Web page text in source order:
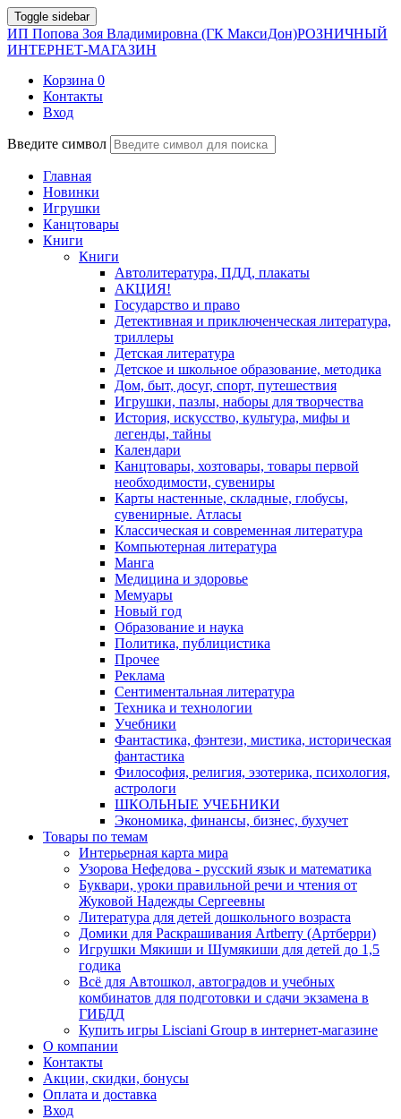
Toggle sidebar
ИП Попова Зоя Владимировна (ГК МаксиДон)РОЗНИЧНЫЙ
ИНТЕРНЕТ-МАГАЗИН
Корзина 0
Контакты
Вход
Введите символ
Главная
Новинки
Игрушки
Канцтовары
Книги
Книги
Автолитература, ПДД, плакаты
АКЦИЯ!
Государство и право
Детективная и приключенческая литература,
триллеры
Детская литература
Детское и школьное образование, методика
Дом, быт, досуг, спорт, путешествия
Игрушки, пазлы, наборы для творчества
История, искусство, культура, мифы и
легенды, тайны
Календари
Канцтовары, хозтовары, товары первой
необходимости, сувениры
Карты настенные, складные, глобусы,
сувенирные. Атласы
Классическая и современная литература
Компьютерная литература
Манга
Медицина и здоровье
Мемуары
Новый год
Образование и наука
Политика, публицистика
Прочее
Реклама
Сентиментальная литература
Техника и технологии
Учебники
Фантастика, фэнтези, мистика, историческая
фантастика
Философия, религия, эзотерика, психология,
астрологи
ШКОЛЬНЫЕ УЧЕБНИКИ
Экономика, финансы, бизнес, бухучет
Товары по темам
Интерьерная карта мира
Узорова Нефедова - русский язык и математика
Буквари, уроки правильной речи и чтения от
Жуковой Надежды Сергеевны
Литература для детей дошкольного возраста
Домики для Раскрашивания Artberry (Артберри)
Игрушки Мякиши и Шумякиши для детей до 1,5
годика
Всё для Автошкол, автоградов и учебных
комбинатов для подготовки и сдачи экзамена в
ГИБДД
Купить игры Lisciani Group в интернет-магазине
О компании
Контакты
Акции, скидки, бонусы
Оплата и доставка
Вход